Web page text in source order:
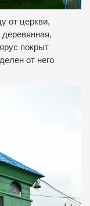
от церкви,
покрыт
от него